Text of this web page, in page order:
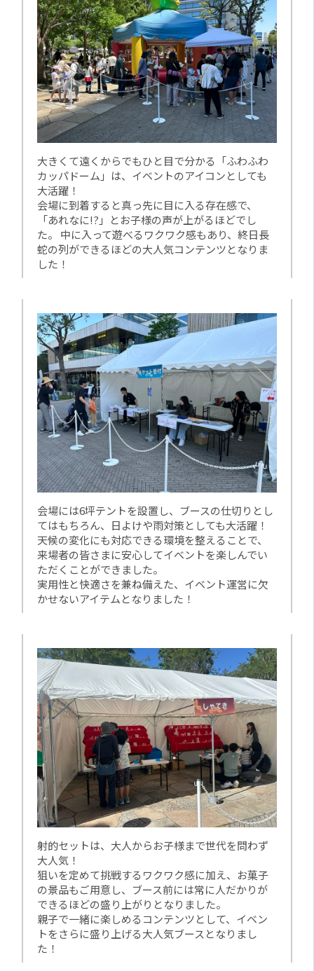
大きくて遠くからでもひと目で分かる「ふわふわ
カッパドーム」は、イベントのアイコンとしても
大活躍！
会場に到着すると真っ先に目に入る存在感で、
「あれなに!?」とお子様の声が上がるほどでし
た。 中に入って遊べるワクワク感もあり、終日長
蛇の列ができるほどの大人気コンテンツとなりま
した！
会場には6坪テントを設置し、ブースの仕切りとし
てはもちろん、日よけや雨対策としても大活躍！
天候の変化にも対応できる環境を整えることで、
来場者の皆さまに安心してイベントを楽しんでい
ただくことができました。
実用性と快適さを兼ね備えた、イベント運営に欠
かせないアイテムとなりました！
射的セットは、大人からお子様まで世代を問わず
大人気！
狙いを定めて挑戦するワクワク感に加え、お菓子
の景品もご用意し、ブース前には常に人だかりが
できるほどの盛り上がりとなりました。
親子で一緒に楽しめるコンテンツとして、イベン
トをさらに盛り上げる大人気ブースとなりまし
た！